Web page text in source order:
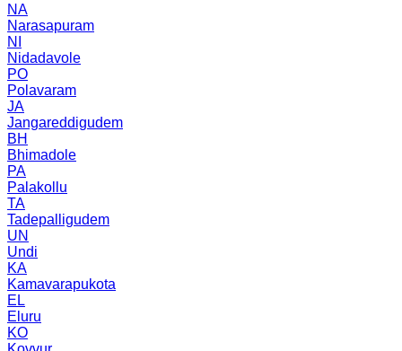
NA
Narasapuram
NI
Nidadavole
PO
Polavaram
JA
Jangareddigudem
BH
Bhimadole
PA
Palakollu
TA
Tadepalligudem
UN
Undi
KA
Kamavarapukota
EL
Eluru
KO